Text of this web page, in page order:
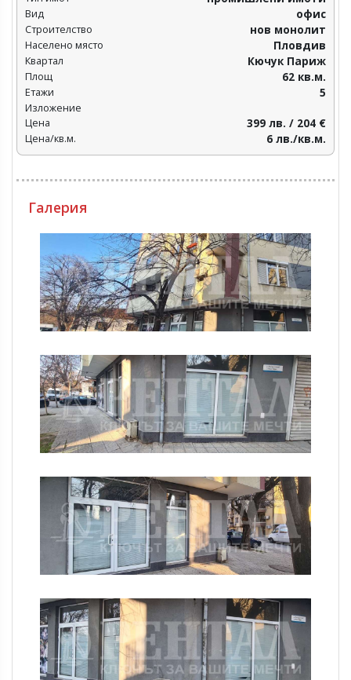
Вид офис
Строителство нов монолит
Населено място Пловдив‎
Квартал Кючук Париж
Площ 62 кв.м.
Етажи 5
Изложение
Цена
399 лв. / 204 €
Цена/кв.м. 6 лв./кв.м.
Галерия